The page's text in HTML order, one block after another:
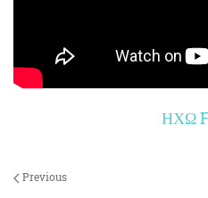
ΗΧΩ
Previous